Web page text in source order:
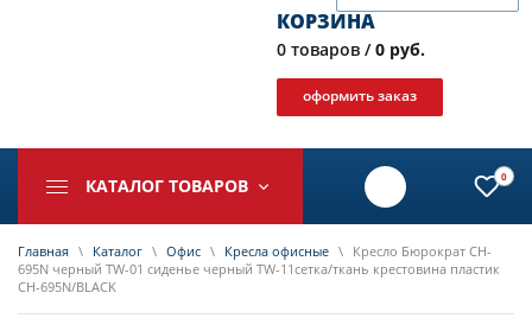
КОРЗИНА
0 товаров / 0 руб.
оформить заказ
КАТАЛОГ ТОВАРОВ 0
Главная \ Каталог \ Офис \ Кресла офисные \ Кресло Бюрократ CH-
695N черный TW-01 сиденье черный TW-11сетка/ткань крестовина пластик
CH-695N/BLACK